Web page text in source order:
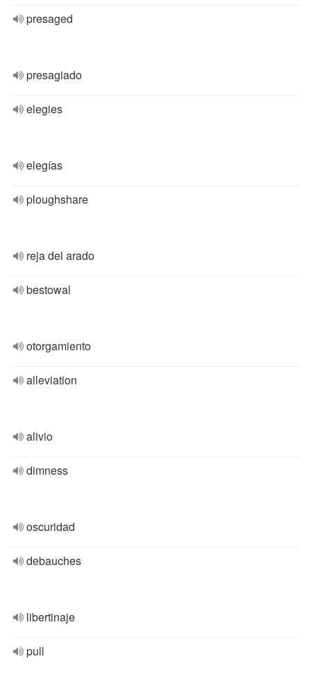
presaged
presagiado
elegies
elegías
ploughshare
reja del arado
bestowal
otorgamiento
alleviation
alivio
dimness
oscuridad
debauches
libertinaje
pull